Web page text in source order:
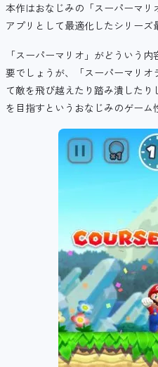
本作はおなじみの「スーパーマ
アプリとして最適化したシリーズ
「スーパーマリオ」がどういう
要でしょうが、「スーパーマリ
て敵を飛び越えたり踏み潰した
を目指すというおなじみのゲーム